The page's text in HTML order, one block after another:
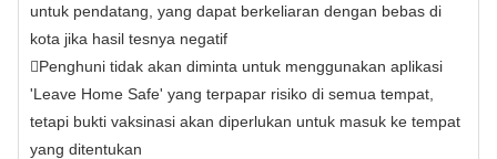
untuk pendatang, yang dapat berkeliaran dengan bebas di
kota jika hasil tesnya negatif
Penghuni tidak akan diminta untuk menggunakan aplikasi
'Leave Home Safe' yang terpapar risiko di semua tempat,
tetapi bukti vaksinasi akan diperlukan untuk masuk ke tempat
yang ditentukan